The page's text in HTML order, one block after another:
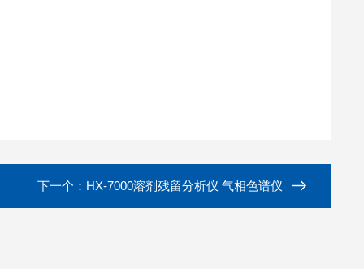
下一个： HX-7000溶剂残留分析仪 气相色谱仪